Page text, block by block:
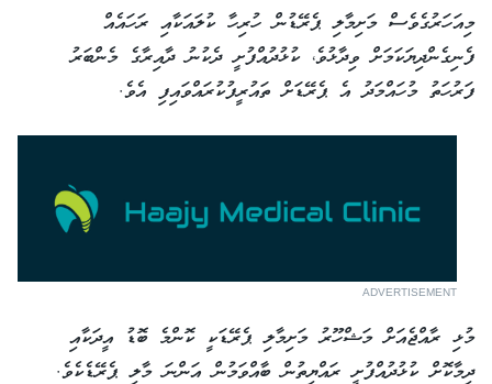
މިއަހަރުގެވެސް މަށިމާލި ޕެރޭޑުން ހުރިހާ ކުލައަކާއި ރަހައެއް
ފެނިގެންދިޔަކަމަށް ވިދާޅުވެ، ކުޅުދުއްފުށީ ދެކުނު ދާއިރާގެ މެންބަރު
ފަރުހަތު މުހައްމަދު އެ ޕެރޭޑަށް ތައުރީފުކުރައްވައިފި އެވެ.
ADVERTISEMENT
މުޅި ރާއްޖެއަށް މަޝްހޫރު މަށިމާލި ޕެރޭޑަކީ ކޮންމެ ބޮޑު އީދަކާއި
ދިމާކޮށް ކުޅުދުއްފުށީ ރައްޔިތުން ބާއްވަމުން އަންނަ މާލި ޕެރޭޑެކެވެ.